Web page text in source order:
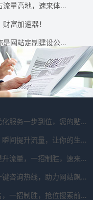
搜狗新榜速登首页，抢占流量高地，速来体验！
富加速器！
十大搜狗优化的公司名称是网站定制建设公司有哪些?
搜狗总部电话，优化服务一步到位，您的贴心助手！
百度关键词快排，瞬间提升流量，让你的生意翻倍！
免费网站优化，提升流量，一招制胜，速来体验！
专业搜狗优化，一键咨询热线，助力网站飙升！
免费提升搜狗排名，一招制胜，抢位搜索前列！